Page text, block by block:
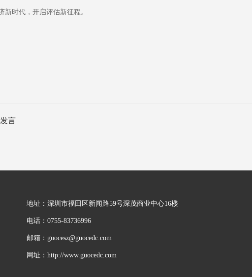
时代，开启评估新征程。
言
地址：深圳市福田区新闻路59号深茂商业中心16楼
电话：0755-83736996
邮箱：guocesz@guocedc.com
网址：http://www.guocedc.com